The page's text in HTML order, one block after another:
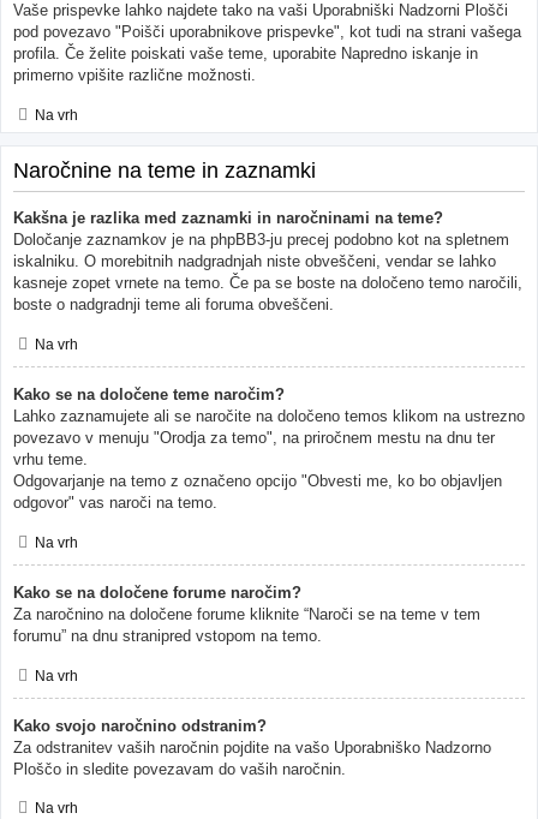
Vaše prispevke lahko najdete tako na vaši Uporabniški Nadzorni Plošči
pod povezavo "Poišči uporabnikove prispevke", kot tudi na strani vašega
profila. Če želite poiskati vaše teme, uporabite Napredno iskanje in
primerno vpišite različne možnosti.
Na vrh
Naročnine na teme in zaznamki
Kakšna je razlika med zaznamki in naročninami na teme?
Določanje zaznamkov je na phpBB3-ju precej podobno kot na spletnem
iskalniku. O morebitnih nadgradnjah niste obveščeni, vendar se lahko
kasneje zopet vrnete na temo. Če pa se boste na določeno temo naročili,
boste o nadgradnji teme ali foruma obveščeni.
Na vrh
Kako se na določene teme naročim?
Lahko zaznamujete ali se naročite na določeno temos klikom na ustrezno
povezavo v menuju "Orodja za temo", na priročnem mestu na dnu ter
vrhu teme.
Odgovarjanje na temo z označeno opcijo "Obvesti me, ko bo objavljen
odgovor" vas naroči na temo.
Na vrh
Kako se na določene forume naročim?
Za naročnino na določene forume kliknite “Naroči se na teme v tem
forumu” na dnu stranipred vstopom na temo.
Na vrh
Kako svojo naročnino odstranim?
Za odstranitev vaših naročnin pojdite na vašo Uporabniško Nadzorno
Ploščo in sledite povezavam do vaših naročnin.
Na vrh